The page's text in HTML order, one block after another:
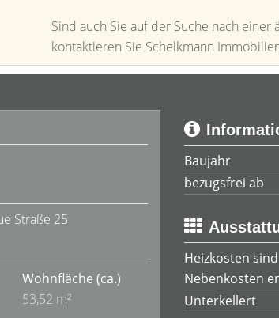
Sind auch Sie auf der Suche nach
kontaktieren Sie Schelkmann
Straße 25
Wohnfläche (ca.)
53,52 m²
Baujahr
bezugsfrei ab
Heizkosten
Nebenkosten
Unterkellert